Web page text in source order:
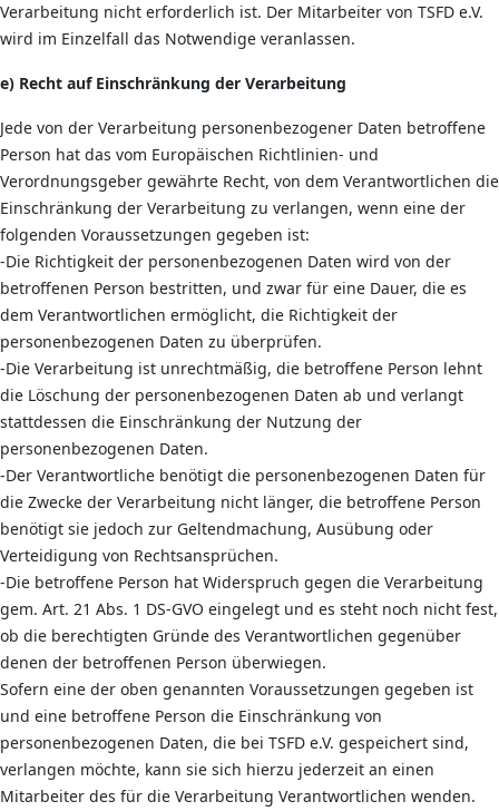
Verarbeitung nicht erforderlich ist. Der Mitarbeiter von TSFD e.V.
wird im Einzelfall das Notwendige veranlassen.
e) Recht auf Einschränkung der Verarbeitung
Jede von der Verarbeitung personenbezogener Daten betroffene
Person hat das vom Europäischen Richtlinien- und
Verordnungsgeber gewährte Recht, von dem Verantwortlichen die
Einschränkung der Verarbeitung zu verlangen, wenn eine der
folgenden Voraussetzungen gegeben ist:
-Die Richtigkeit der personenbezogenen Daten wird von der
betroffenen Person bestritten, und zwar für eine Dauer, die es
dem Verantwortlichen ermöglicht, die Richtigkeit der
personenbezogenen Daten zu überprüfen.
-Die Verarbeitung ist unrechtmäßig, die betroffene Person lehnt
die Löschung der personenbezogenen Daten ab und verlangt
stattdessen die Einschränkung der Nutzung der
personenbezogenen Daten.
-Der Verantwortliche benötigt die personenbezogenen Daten für
die Zwecke der Verarbeitung nicht länger, die betroffene Person
benötigt sie jedoch zur Geltendmachung, Ausübung oder
Verteidigung von Rechtsansprüchen.
-Die betroffene Person hat Widerspruch gegen die Verarbeitung
gem. Art. 21 Abs. 1 DS-GVO eingelegt und es steht noch nicht fest,
ob die berechtigten Gründe des Verantwortlichen gegenüber
denen der betroffenen Person überwiegen.
Sofern eine der oben genannten Voraussetzungen gegeben ist
und eine betroffene Person die Einschränkung von
personenbezogenen Daten, die bei TSFD e.V. gespeichert sind,
verlangen möchte, kann sie sich hierzu jederzeit an einen
Mitarbeiter des für die Verarbeitung Verantwortlichen wenden.